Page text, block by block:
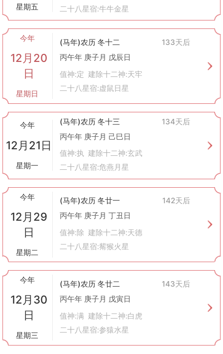
星期五
二十八星宿:牛牛金星
今年
12月20
日
星期日
(马年)农历 冬十二
133天后
丙午年 庚子月 戊辰日
值神:定 建除十二神:天牢
二十八星宿:虚鼠日星
今年
12月21日
星期一
(马年)农历 冬十三
134天后
丙午年 庚子月 己巳日
值神:执 建除十二神:玄武
二十八星宿:危燕月星
今年
12月29
日
星期二
(马年)农历 冬廿一
142天后
丙午年 庚子月 丁丑日
值神:除 建除十二神:天德
二十八星宿:觜猴火星
今年
12月30
日
星期三
(马年)农历 冬廿二
143天后
丙午年 庚子月 戊寅日
值神:满 建除十二神:白虎
二十八星宿:参猿水星